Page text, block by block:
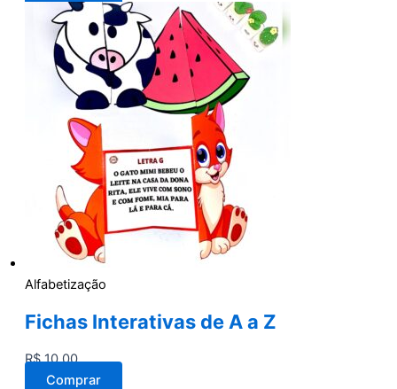
Alfabetização
Fichas Interativas de A a Z
R$10,00
Comprar